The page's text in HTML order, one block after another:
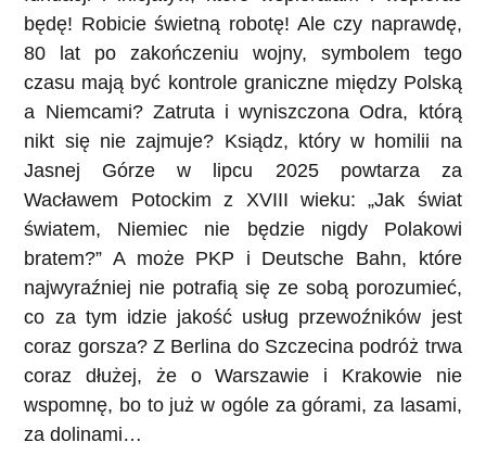
będę! Robicie świetną robotę! Ale czy naprawdę,
80 lat po zakończeniu wojny, symbolem tego
czasu mają być kontrole graniczne między Polską
a Niemcami? Zatruta i wyniszczona Odra, którą
nikt się nie zajmuje? Ksiądz, który w homilii na
Jasnej Górze w lipcu 2025 powtarza za
Wacławem Potockim z XVIII wieku: „Jak świat
światem, Niemiec nie będzie nigdy Polakowi
bratem?” A może PKP i Deutsche Bahn, które
najwyraźniej nie potrafią się ze sobą porozumieć,
co za tym idzie jakość usług przewoźników jest
coraz gorsza? Z Berlina do Szczecina podróż trwa
coraz dłużej, że o Warszawie i Krakowie nie
wspomnę, bo to już w ogóle za górami, za lasami,
za dolinami…